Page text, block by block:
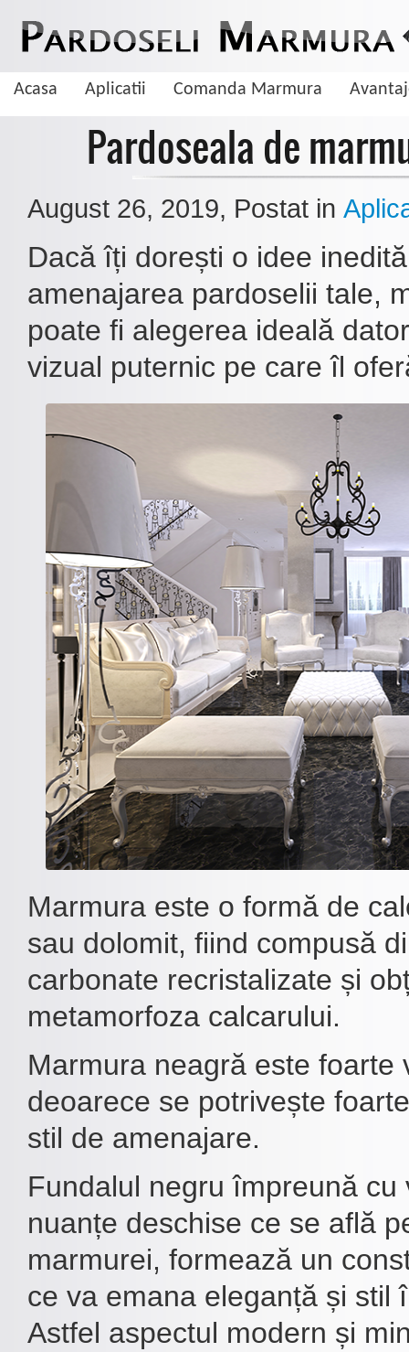
Acasa Aplicatii Comanda Marmura
De ce sa aleg pardoseala din marmura
Cum sa cureti pardoseala de marmura
Pardoseala de
August 26, 2019, Postat in
Dacă îți dorești o idee
amenajarea pardoselii tale,
poate fi alegerea ideală
vizual puternic pe care îl
Marmura este o formă de
sau dolomit, fiind compusă
carbonate recristalizate și
metamorfoza calcarului.
Marmura neagră este foarte
deoarece se potrivește
stil de amenajare.
Fundalul negru împreună cu
nuanțe deschise ce se află
marmurei, formează un
ce va emana eleganță și stil
Astfel aspectul modern și